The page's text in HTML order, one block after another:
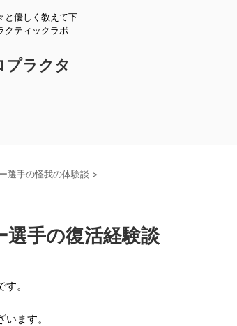
と優しく教えて下
クティックラボ
プラクタ
選手の怪我の体験談 >
手の復活経験談
。
ます。